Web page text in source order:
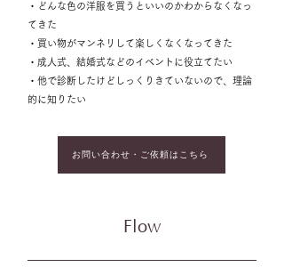
・どんな色の洋服を買うといいのかわからなくなっ
てきた
・買い物がマンネリして楽しくなくなってきた
・成人式、結婚式などのイベントに役立てたい
・他で診断したけどしっくりきていないので、理論
的に知りたい
お問い合わせ・ご依頼はこちら
Flow